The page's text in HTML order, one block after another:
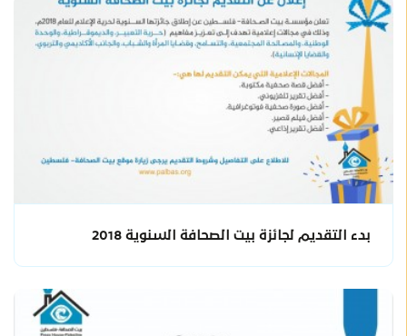
بدء التقديم لجائزة بيت الصحافة السنوية 2018